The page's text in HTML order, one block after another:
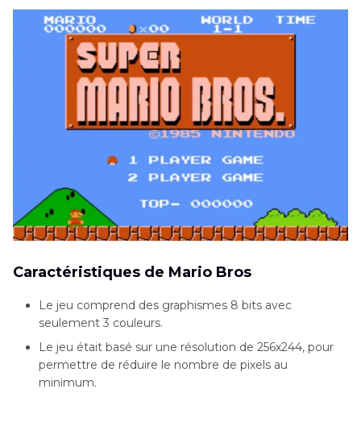
Caractéristiques de Mario Bros
Le jeu comprend des graphismes 8 bits avec
seulement 3 couleurs.
Le jeu était basé sur une résolution de 256x244, pour
permettre de réduire le nombre de pixels au
minimum.